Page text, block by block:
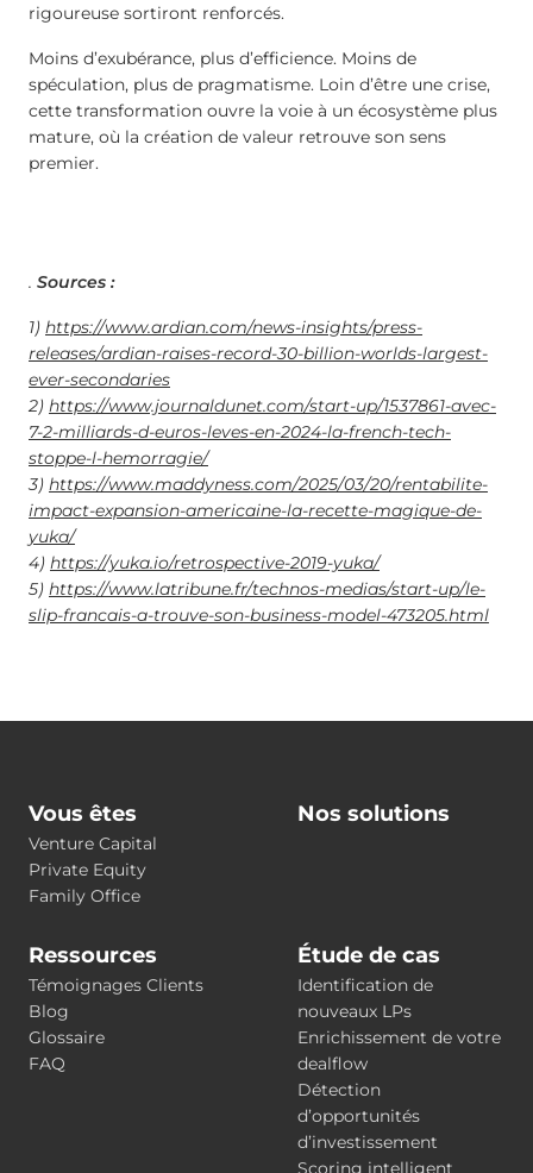
rigoureuse sortiront renforcés.
Moins d’exubérance, plus d’efficience. Moins de
spéculation, plus de pragmatisme. Loin d’être une crise,
cette transformation ouvre la voie à un écosystème plus
mature, où la création de valeur retrouve son sens
premier.
. Sources :
1) https://www.ardian.com/news-insights/press-
releases/ardian-raises-record-30-billion-worlds-largest-
ever-secondaries
2) https://www.journaldunet.com/start-up/1537861-avec-
7-2-milliards-d-euros-leves-en-2024-la-french-tech-
stoppe-l-hemorragie/
3) https://www.maddyness.com/2025/03/20/rentabilite-
impact-expansion-americaine-la-recette-magique-de-
yuka/
4) https://yuka.io/retrospective-2019-yuka/
5) https://www.latribune.fr/technos-medias/start-up/le-
slip-francais-a-trouve-son-business-model-473205.html
Vous êtes
Venture Capital
Private Equity
Family Office
Nos solutions
Ressources
Témoignages Clients
Blog
Glossaire
FAQ
Étude de cas
Identification de
nouveaux LPs
Enrichissement de votre
dealflow
Détection
d’opportunités
d’investissement
Scoring intelligent